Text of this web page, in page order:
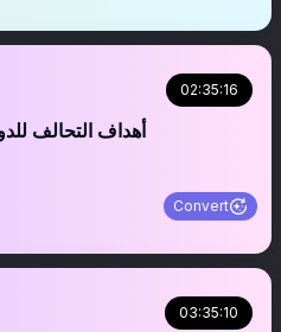
02:35:16
أهداف التحالف
Convert
03:35:10